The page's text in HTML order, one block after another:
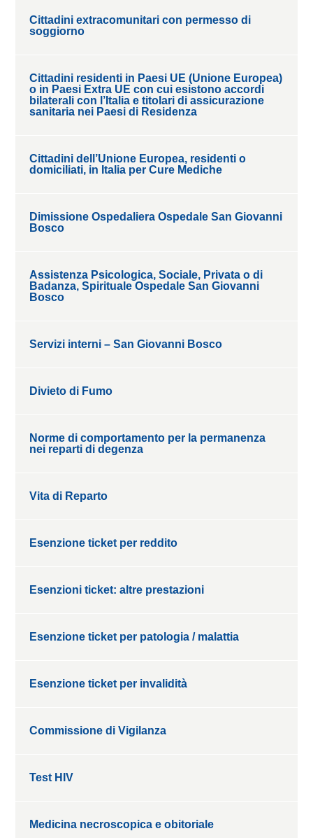
Cittadini extracomunitari con permesso di
soggiorno
Cittadini residenti in Paesi UE (Unione Europea)
o in Paesi Extra UE con cui esistono accordi
bilaterali con l’Italia e titolari di assicurazione
sanitaria nei Paesi di Residenza
Cittadini dell’Unione Europea, residenti o
domiciliati, in Italia per Cure Mediche
Dimissione Ospedaliera Ospedale San Giovanni
Bosco
Assistenza Psicologica, Sociale, Privata o di
Badanza, Spirituale Ospedale San Giovanni
Bosco
Servizi interni – San Giovanni Bosco
Divieto di Fumo
Norme di comportamento per la permanenza
nei reparti di degenza
Vita di Reparto
Esenzione ticket per reddito
Esenzioni ticket: altre prestazioni
Esenzione ticket per patologia / malattia
Esenzione ticket per invalidità
Commissione di Vigilanza
Test HIV
Medicina necroscopica e obitoriale